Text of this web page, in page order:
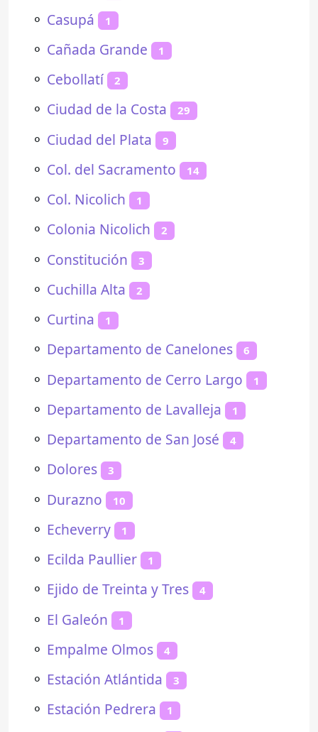
⚬ Casupá 1
⚬ Cañada Grande 1
⚬ Cebollatí 2
⚬ Ciudad de la Costa 29
⚬ Ciudad del Plata 9
⚬ Col. del Sacramento 14
⚬ Col. Nicolich 1
⚬ Colonia Nicolich 2
⚬ Constitución 3
⚬ Cuchilla Alta 2
⚬ Curtina 1
⚬ Departamento de Canelones 6
⚬ Departamento de Cerro Largo 1
⚬ Departamento de Lavalleja 1
⚬ Departamento de San José 4
⚬ Dolores 3
⚬ Durazno 10
⚬ Echeverry 1
⚬ Ecilda Paullier 1
⚬ Ejido de Treinta y Tres 4
⚬ El Galeón 1
⚬ Empalme Olmos 4
⚬ Estación Atlántida 3
⚬ Estación Pedrera 1